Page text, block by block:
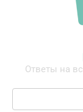
Ответы на
Поиск: